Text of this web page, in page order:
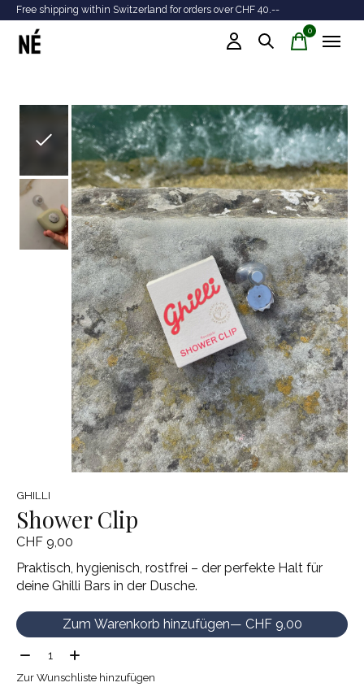
Free shipping within Switzerland for orders over CHF 40.--
0items
Slideshow Items
GHILLI
Shower Clip
CHF 9,00
Praktisch, hygienisch, rostfrei – der perfekte Halt für
deine Ghilli Bars in der Dusche.
Zum Warenkorb hinzufügen
— CHF 9,00
Menge:
Zur Wunschliste hinzufügen